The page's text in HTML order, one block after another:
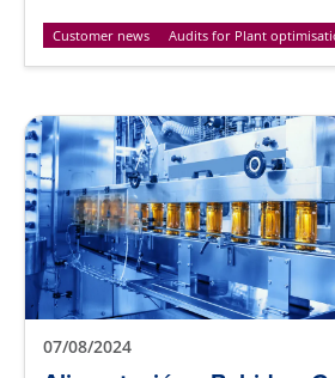
Customer news Audits for Plant
07/08/2024